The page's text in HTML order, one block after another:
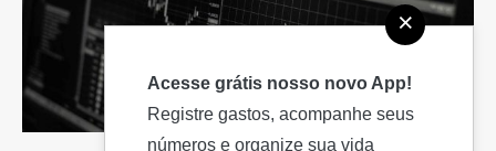
×
Acesse grátis nosso novo App!
Registre gastos, acompanhe seus
números e organize sua vida